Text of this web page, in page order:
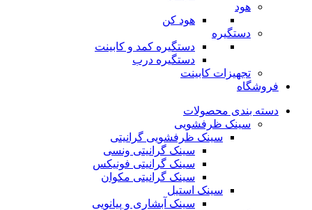
هود
هود کن
دستگیره
دستگیره کمد و کابینت
دستگیره درب
تجهیزات کابینت
فروشگاه
دسته بندی محصولات
سینک ظرفشویی
سینک ظرفشویی گرانیتی
سینک گرانیتی ونسی
سینک گرانیتی فونیکس
سینک گرانیتی مکوان
سینک استیل
سینک آبشاری و پیانویی